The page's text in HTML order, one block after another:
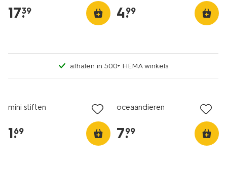
17.
39 4.
99
afhalen in 500+ HEMA winkels
mini stiften
1.
69
oceaandieren
7.
99